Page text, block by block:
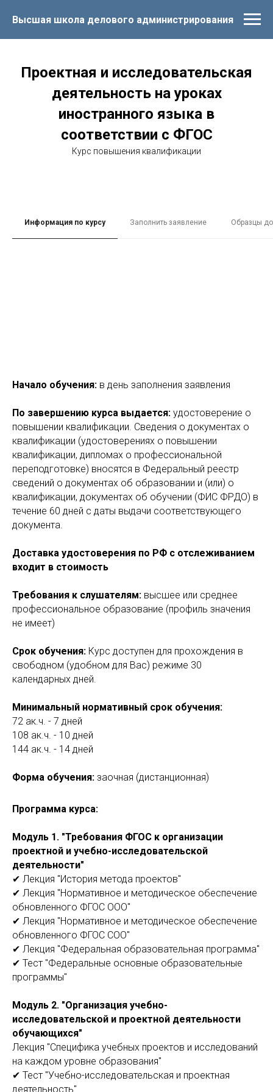
Высшая школа делового администрирования
Проектная и исследовательская
деятельность на уроках
иностранного языка в
соответствии с ФГОС
Курс повышения квалификации
Информация по курсу Заполнить заявление Образцы
Начало обучения: в день заполнения заявления
По завершению курса выдается: удостоверение о
повышении квалификации. Сведения о документах о
квалификации (удостоверениях о повышении
квалификации, дипломах о профессиональной
переподготовке) вносятся в Федеральный реестр
сведений о документах об образовании и (или) о
квалификации, документах об обучении (ФИС ФРДО) в
течение 60 дней с даты выдачи соответствующего
документа.
Доставка удостоверения по РФ с отслеживанием
входит в стоимость
Требования к слушателям: высшее или среднее
профессиональное образование (профиль значения
не имеет)
Срок обучения: Курс доступен для прохождения в
свободном (удобном для Вас) режиме 30
календарных дней.
Минимальный нормативный срок обучения:
72 ак.ч. - 7 дней
108 ак.ч. - 10 дней
144 ак.ч. - 14 дней
Форма обучения: заочная (дистанционная)
Программа курса:
Модуль 1. "Требования ФГОС к организации
проектной и учебно-исследовательской
деятельности"
✔ Лекция "История метода проектов"
✔ Лекция "Нормативное и методическое обеспечение
обновленного ФГОС ООО"
✔ Лекция "Нормативное и методическое обеспечение
обновленного ФГОС СОО"
✔ Лекция "Федеральная образовательная программа"
✔ Тест "Федеральные основные образовательные
программы"
Модуль 2. "Организация учебно-
исследовательской и проектной деятельности
обучающихся"
Лекция "Специфика учебных проектов и исследований
на каждом уровне образования"
✔ Тест "Учебно-исследовательская и проектная
деятельность"